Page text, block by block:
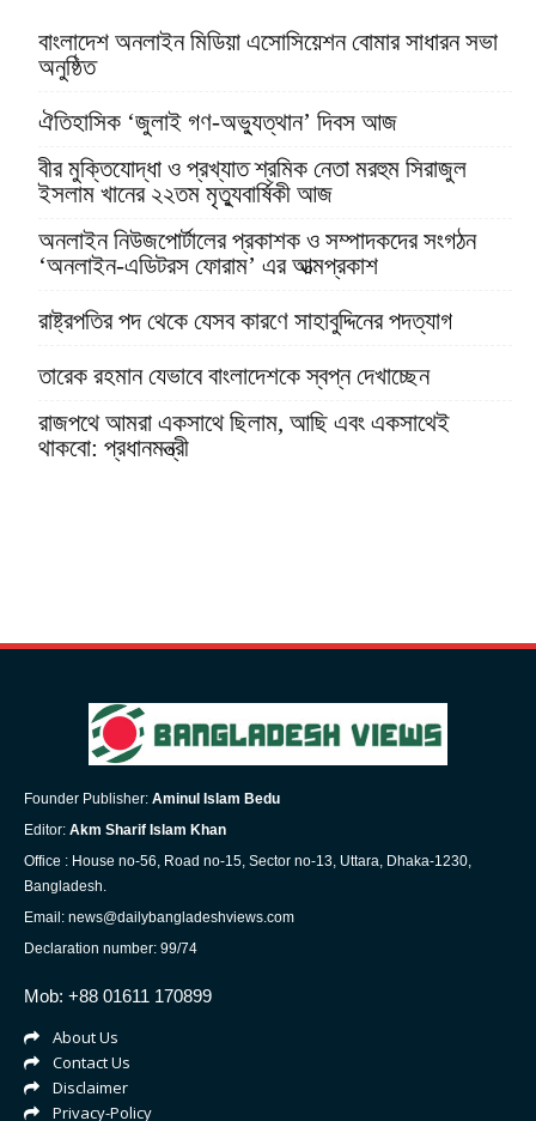
বাংলাদেশ অনলাইন মিডিয়া এসোসিয়েশন বোমার সাধারন সভা
অনুষ্ঠিত
ঐতিহাসিক ‘জুলাই গণ-অভ্যুত্থান’ দিবস আজ
বীর মুক্তিযোদ্ধা ও প্রখ্যাত শ্রমিক নেতা মরহুম সিরাজুল
ইসলাম খানের ২২তম মৃত্যুবার্ষিকী আজ
অনলাইন নিউজপোর্টালের প্রকাশক ও সম্পাদকদের সংগঠন
‘অনলাইন-এডিটরস ফোরাম’ এর আত্মপ্রকাশ
রাষ্ট্রপতির পদ থেকে যেসব কারণে সাহাবুদ্দিনের পদত্যাগ
তারেক রহমান যেভাবে বাংলাদেশকে স্বপ্ন দেখাচ্ছেন
রাজপথে আমরা একসাথে ছিলাম, আছি এবং একসাথেই
থাকবো: প্রধানমন্ত্রী
Founder Publisher: Aminul Islam Bedu
Editor: Akm Sharif Islam Khan
Office : House no-56, Road no-15, Sector no-13, Uttara, Dhaka-1230,
Bangladesh.
Email: news@dailybangladeshviews.com
Declaration number: 99/74
Mob: +88 01611 170899
About Us
Contact Us
Disclaimer
Privacy-Policy